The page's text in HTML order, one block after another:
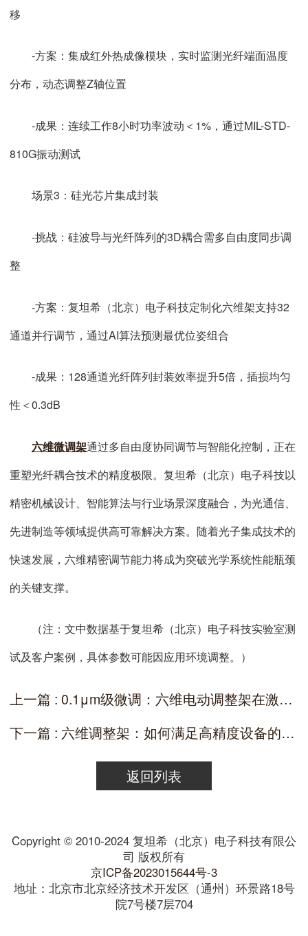
移
-方案：集成红外热成像模块，实时监测光纤端面温度
分布，动态调整Z轴位置
-成果：连续工作8小时功率波动＜1%，通过MIL-STD-
810G振动测试
场景3：硅光芯片集成封装
-挑战：硅波导与光纤阵列的3D耦合需多自由度同步调
整
-方案：复坦希（北京）电子科技定制化六维架支持32
通道并行调节，通过AI算法预测最优位姿组合
-成果：128通道光纤阵列封装效率提升5倍，插损均匀
性＜0.3dB
六维微调架通过多自由度协同调节与智能化控制，正在
重塑光纤耦合技术的精度极限。复坦希（北京）电子科技以
精密机械设计、智能算法与行业场景深度融合，为光通信、
先进制造等领域提供高可靠解决方案。随着光子集成技术的
快速发展，六维精密调节能力将成为突破光学系统性能瓶颈
的关键支撑。
（注：文中数据基于复坦希（北京）电子科技实验室测
试及客户案例，具体参数可能因应用环境调整。）
上一篇 : 0.1μm级微调：六维电动调整架在激光干涉仪中的稳定性控制方案
下一篇 : 六维调整架：如何满足高精度设备的调整需求？
返回列表
Copyright © 2010-2024 复坦希（北京）电子科技有限公
司 版权所有
京ICP备2023015644号-3
地址：北京市北京经济技术开发区（通州）环景路18号
院7号楼7层704